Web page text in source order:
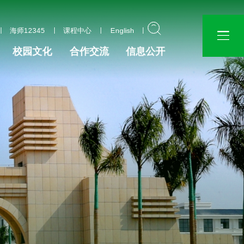
海师12345 课程中心 English
校园文化 合作交流 信息公开